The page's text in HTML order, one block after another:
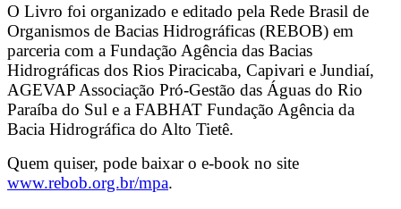
O Livro foi organizado e editado pela Rede Brasil de
Organismos de Bacias Hidrográficas (REBOB) em
parceria com a Fundação Agência das Bacias
Hidrográficas dos Rios Piracicaba, Capivari e Jundiaí,
AGEVAP Associação Pró-Gestão das Águas do Rio
Paraíba do Sul e a FABHAT Fundação Agência da
Bacia Hidrográfica do Alto Tietê.
Quem quiser, pode baixar o e-book no site
www.rebob.org.br/mpa.